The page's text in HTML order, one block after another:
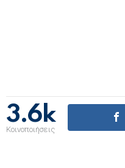
3.6k
Κοινοποιήσεις